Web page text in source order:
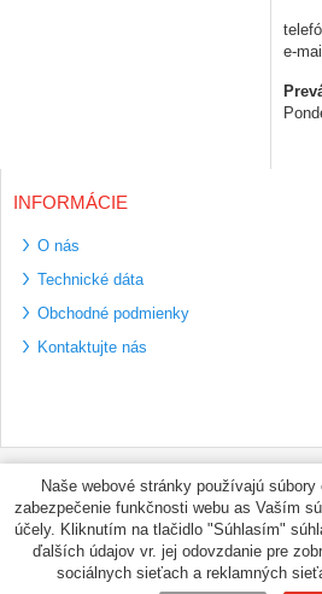
e-
INFORMÁCIE
O nás
Technické dáta
Obchodné podmienky
Kontaktujte nás
Naše webové stránky používajú
zabezpečenie funkčnosti webu as Vaším
účely. Kliknutím na tlačidlo "Súhlasím"
ďalších údajov vr. jej odovzdanie pre
sociálnych sieťach a reklamných